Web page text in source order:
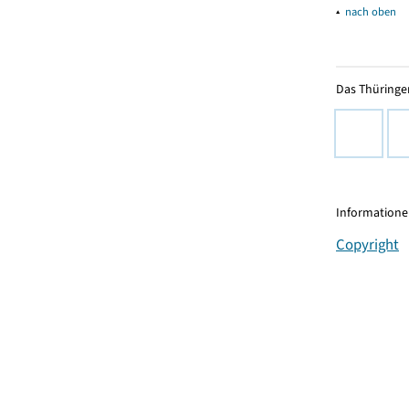
▴ nach oben
Das
Copyright